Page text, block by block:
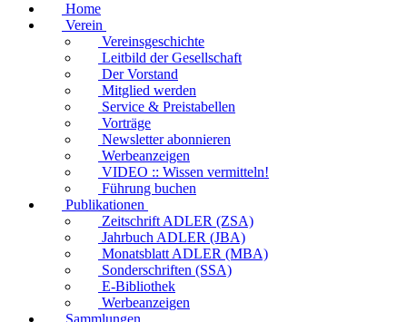
Home
Verein
Vereinsgeschichte
Leitbild der Gesellschaft
Der Vorstand
Mitglied werden
Service & Preistabellen
Vorträge
Newsletter abonnieren
Werbeanzeigen
VIDEO :: Wissen vermitteln!
Führung buchen
Publikationen
Zeitschrift ADLER (ZSA)
Jahrbuch ADLER (JBA)
Monatsblatt ADLER (MBA)
Sonderschriften (SSA)
E-Bibliothek
Werbeanzeigen
Sammlungen